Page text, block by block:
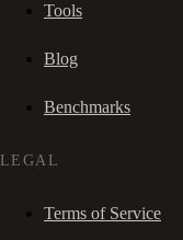
Tools
Blog
Benchmarks
LEGAL
Terms of Service